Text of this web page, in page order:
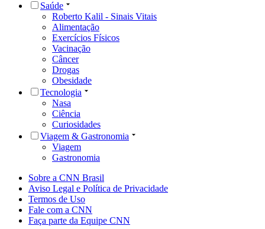
Saúde
Roberto Kalil - Sinais Vitais
Alimentação
Exercícios Físicos
Vacinação
Câncer
Drogas
Obesidade
Tecnologia
Nasa
Ciência
Curiosidades
Viagem & Gastronomia
Viagem
Gastronomia
Sobre a CNN Brasil
Aviso Legal e Política de Privacidade
Termos de Uso
Fale com a CNN
Faça parte da Equipe CNN